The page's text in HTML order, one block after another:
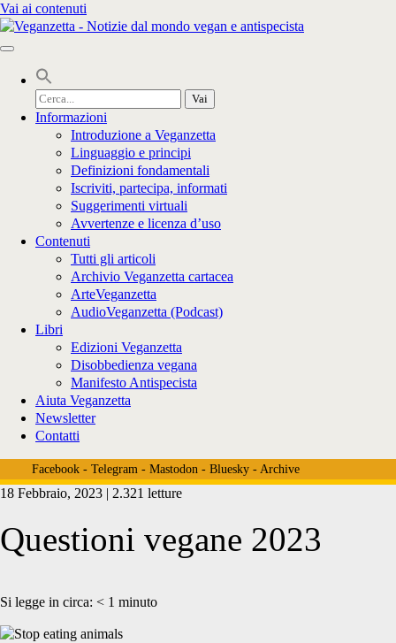
Vai ai contenuti
Cerca
per:
Informazioni
Introduzione a Veganzetta
Linguaggio e principi
Definizioni fondamentali
Iscriviti, partecipa, informati
Suggerimenti virtuali
Avvertenze e licenza d’uso
Contenuti
Tutti gli articoli
Archivio Veganzetta cartacea
ArteVeganzetta
AudioVeganzetta (Podcast)
Libri
Edizioni Veganzetta
Disobbedienza vegana
Manifesto Antispecista
Aiuta Veganzetta
Newsletter
Contatti
Facebook- Telegram- Mastodon- Bluesky- Archive
18 Febbraio, 2023 | 2.321 letture
Questioni vegane 2023
Si legge in circa: < 1 minuto